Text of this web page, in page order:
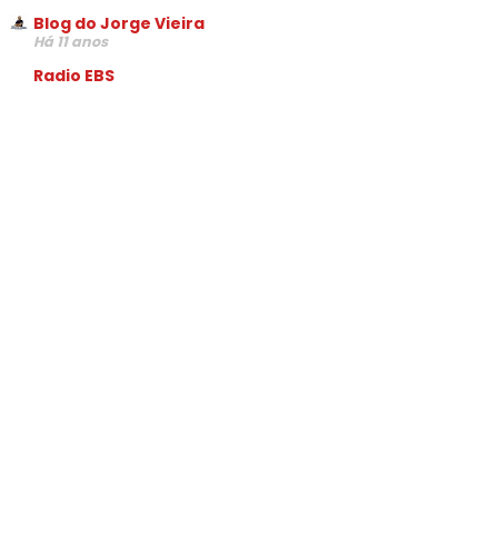
Blog do Jorge Vieira
Há 11 anos
Radio EBS